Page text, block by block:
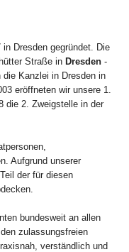
in Dresden gegründet. Die
Straße in Dresden -
Kanzlei in Dresden in
eröffneten wir unsere 1.
die 2. Zweigstelle in der
Aufgrund unserer
der für diesen
bundesweit an allen
zulassungsfreien
verständlich und